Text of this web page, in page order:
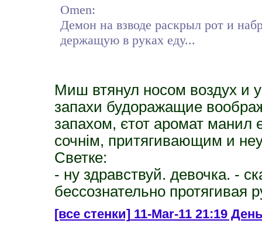
Omen:
Демон на взводе раскрыл рот и
держащую в руках еду...
Миш втянул носом воздух и
запахи будоражащие
запахом, єтот аромат манил
сочнім, притягивающим и
Светке:
- ну здравствуй. девочка. -
бессознательно протягивая
[все стенки]11-Mar-11 21:19